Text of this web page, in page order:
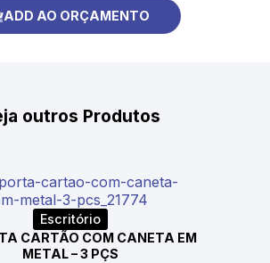
ADD AO ORÇAMENTO
outros Produtos
Escritório
CARTÃO COM CANETA EM
METAL – 3 PÇS